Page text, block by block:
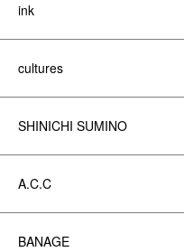
ink
cultures
SHINICHI SUMINO
A.C.C
BANAGE